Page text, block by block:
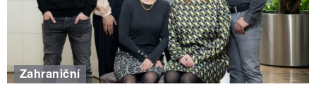
Zahraniční